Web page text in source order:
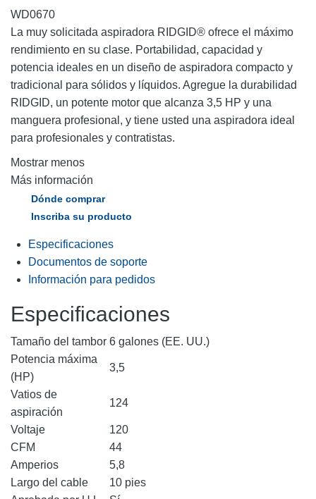
WD0670
La muy solicitada aspiradora RIDGID® ofrece el máximo
rendimiento en su clase. Portabilidad, capacidad y
potencia ideales en un diseño de aspiradora compacto y
tradicional para sólidos y líquidos. Agregue la durabilidad
RIDGID, un potente motor que alcanza 3,5 HP y una
manguera profesional, y tiene usted una aspiradora ideal
para profesionales y contratistas.
Mostrar menos
Más información
Dónde comprar
Inscriba su producto
Especificaciones
Documentos de soporte
Información para pedidos
Especificaciones
Tamaño del tambor 6 galones (EE. UU.)
Potencia máxima
(HP)
3,5
Vatios de
aspiración
124
Voltaje
120
CFM
44
Amperios
5,8
Largo del cable
10 pies